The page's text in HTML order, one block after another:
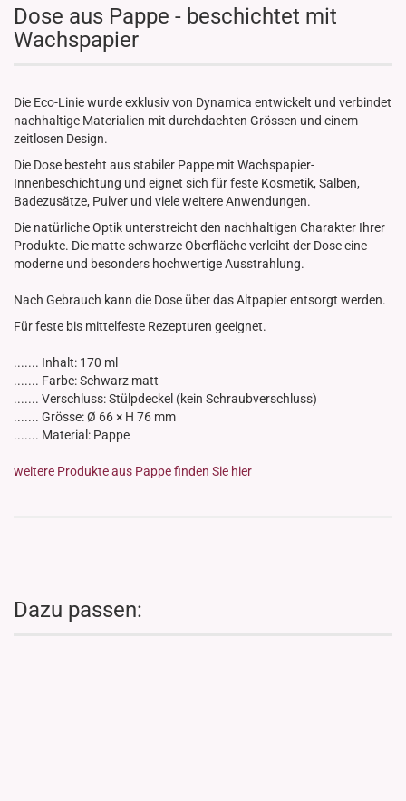
Dose aus Pappe - beschichtet mit
Wachspapier
Die Eco-Linie wurde exklusiv von Dynamica entwickelt und verbindet
nachhaltige Materialien mit durchdachten Grössen und einem
zeitlosen Design.
Die Dose besteht aus stabiler Pappe mit Wachspapier-
Innenbeschichtung und eignet sich für feste Kosmetik, Salben,
Badezusätze, Pulver und viele weitere Anwendungen.
Die natürliche Optik unterstreicht den nachhaltigen Charakter Ihrer
Produkte. Die matte schwarze Oberfläche verleiht der Dose eine
moderne und besonders hochwertige Ausstrahlung.
Nach Gebrauch kann die Dose über das Altpapier entsorgt werden.
Für feste bis mittelfeste Rezepturen geeignet.
....... Inhalt: 170 ml
....... Farbe: Schwarz matt
....... Verschluss: Stülpdeckel (kein Schraubverschluss)
....... Grösse: Ø 66 × H 76 mm
....... Material: Pappe
weitere Produkte aus Pappe finden Sie hier
Dazu passen: